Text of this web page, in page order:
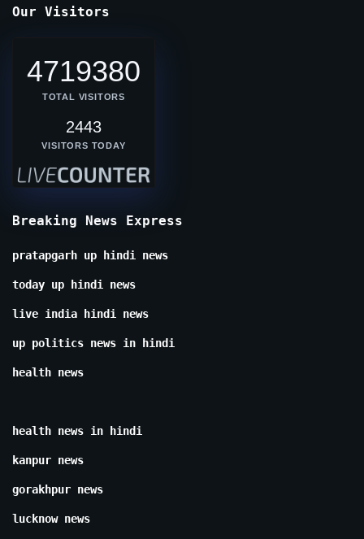
Our Visitors
4719380
TOTAL VISITORS
2443
VISITORS TODAY
Breaking News Express
pratapgarh up hindi news
today up hindi news
live india hindi news
up politics news in hindi
health news
health news in hindi
kanpur news
gorakhpur news
lucknow news